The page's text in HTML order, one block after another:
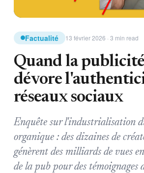
Factualité 13 février 2026 · 3 min read
Quand la
dévore
réseaux sociaux
Enquête sur l'industrialisation
organique : des dizaines de
génèrent des milliards de vues
de la pub pour des témoignages